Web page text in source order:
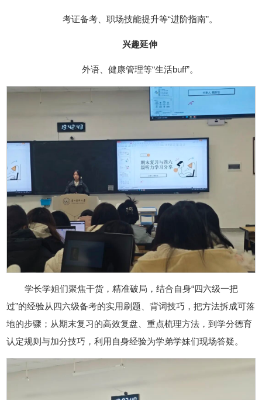
考证备考、职场技能提升等“进阶指南”。
兴趣延伸
外语、健康管理等“生活buff”。
学长学姐们聚焦干货，精准破局，结合自身“四六级一把
过”的经验从四六级备考的实用刷题、背词技巧，把方法拆成可落
地的步骤；从期末复习的高效复盘、重点梳理方法，到学分德育
认定规则与加分技巧，利用自身经验为学弟学妹们现场答疑。